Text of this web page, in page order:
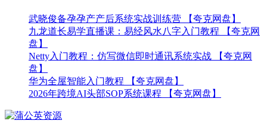
武晓俊备孕孕产产后系统实战训练营 【夸克网盘】
九龙道长易学直播课：易经风水八字入门教程 【夸克网
盘】
Netty入门教程：仿写微信即时通讯系统实战 【夸克网
盘】
华为全屋智能入门教程 【夸克网盘】
2026年跨境AI头部SOP系统课程 【夸克网盘】